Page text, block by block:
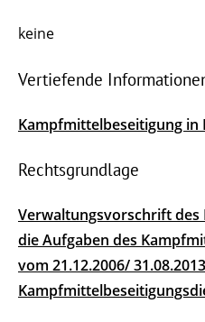
keine
Vertiefende
Kampfmittelbeseitigung
Rechtsgrundlage
Verwaltungsvorschrift
die Aufgaben des
vom 21.12.2006/